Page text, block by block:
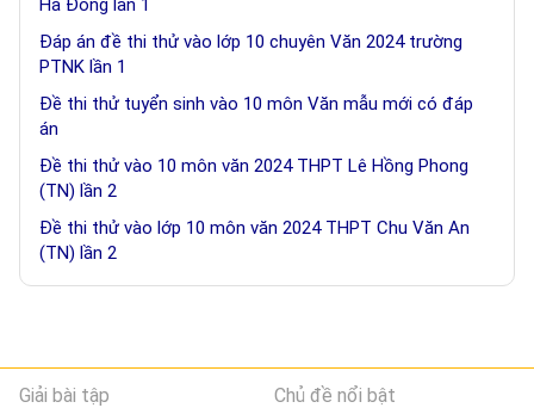
Hà Đông lần 1
Đáp án đề thi thử vào lớp 10 chuyên Văn 2024 trường
PTNK lần 1
Đề thi thử tuyển sinh vào 10 môn Văn mẫu mới có đáp
án
Đề thi thử vào 10 môn văn 2024 THPT Lê Hồng Phong
(TN) lần 2
Đề thi thử vào lớp 10 môn văn 2024 THPT Chu Văn An
(TN) lần 2
Giải bài tập Chủ đề nổi bật